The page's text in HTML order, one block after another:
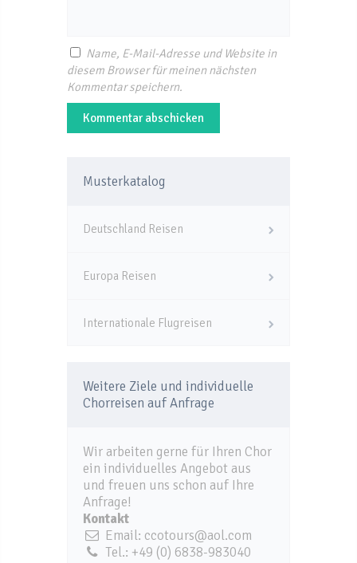
Name, E-Mail-Adresse und Website in
diesem Browser für meinen nächsten
Kommentar speichern.
Musterkatalog
Deutschland Reisen
Europa Reisen
Internationale Flugreisen
Weitere Ziele und individuelle
Chorreisen auf Anfrage
Wir arbeiten gerne für Ihren Chor
ein individuelles Angebot aus
und freuen uns schon auf Ihre
Anfrage!
Kontakt
Email: ccotours@aol.com
Tel.: +49 (0) 6838-983040